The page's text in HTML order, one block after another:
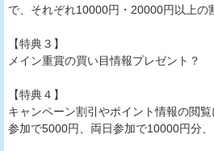
で、それぞれ10000円・20000円以上の
【特典３】
メイン重賞の買い目情報プレゼント？
【特典４】
キャンペーン割引やポイント情報の閲
参加で5000円、両日参加で10000円分